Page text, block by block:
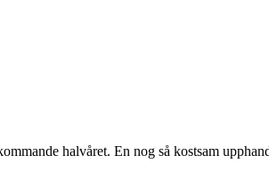
halvåret. En nog så kostsam